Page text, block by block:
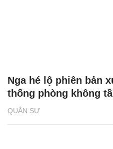
QUÂN SỰ
Nga hé lộ phiên bản
thống phòng không